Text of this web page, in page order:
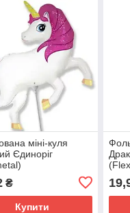
міні-куля
Єдиноріг
₴
Купити